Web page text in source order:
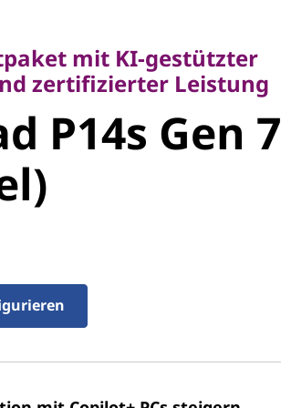
P14s Gen
mit KI-gestützter
zertifizierter Leistung
P14s Gen 7